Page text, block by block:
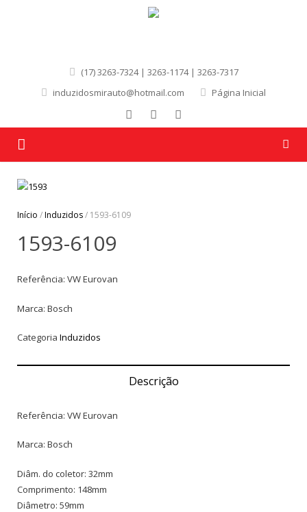
(17) 3263-7324 | 3263-1174 | 3263-7317
induzidosmirauto@hotmail.com
Página Inicial
Quem Somos
Produtos
Marcas
Contato
Início /Induzidos/ 1593-6109
1593-6109
Referência: VW Eurovan
Marca: Bosch
Categoria Induzidos
Descrição
Referência: VW Eurovan
Marca: Bosch
Diâm. do coletor: 32mm
Comprimento: 148mm
Diâmetro: 59mm